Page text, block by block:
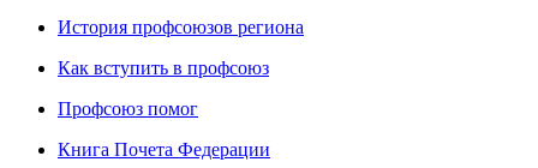
История профсоюзов региона
Как вступить в профсоюз
Профсоюз помог
Книга Почета Федерации